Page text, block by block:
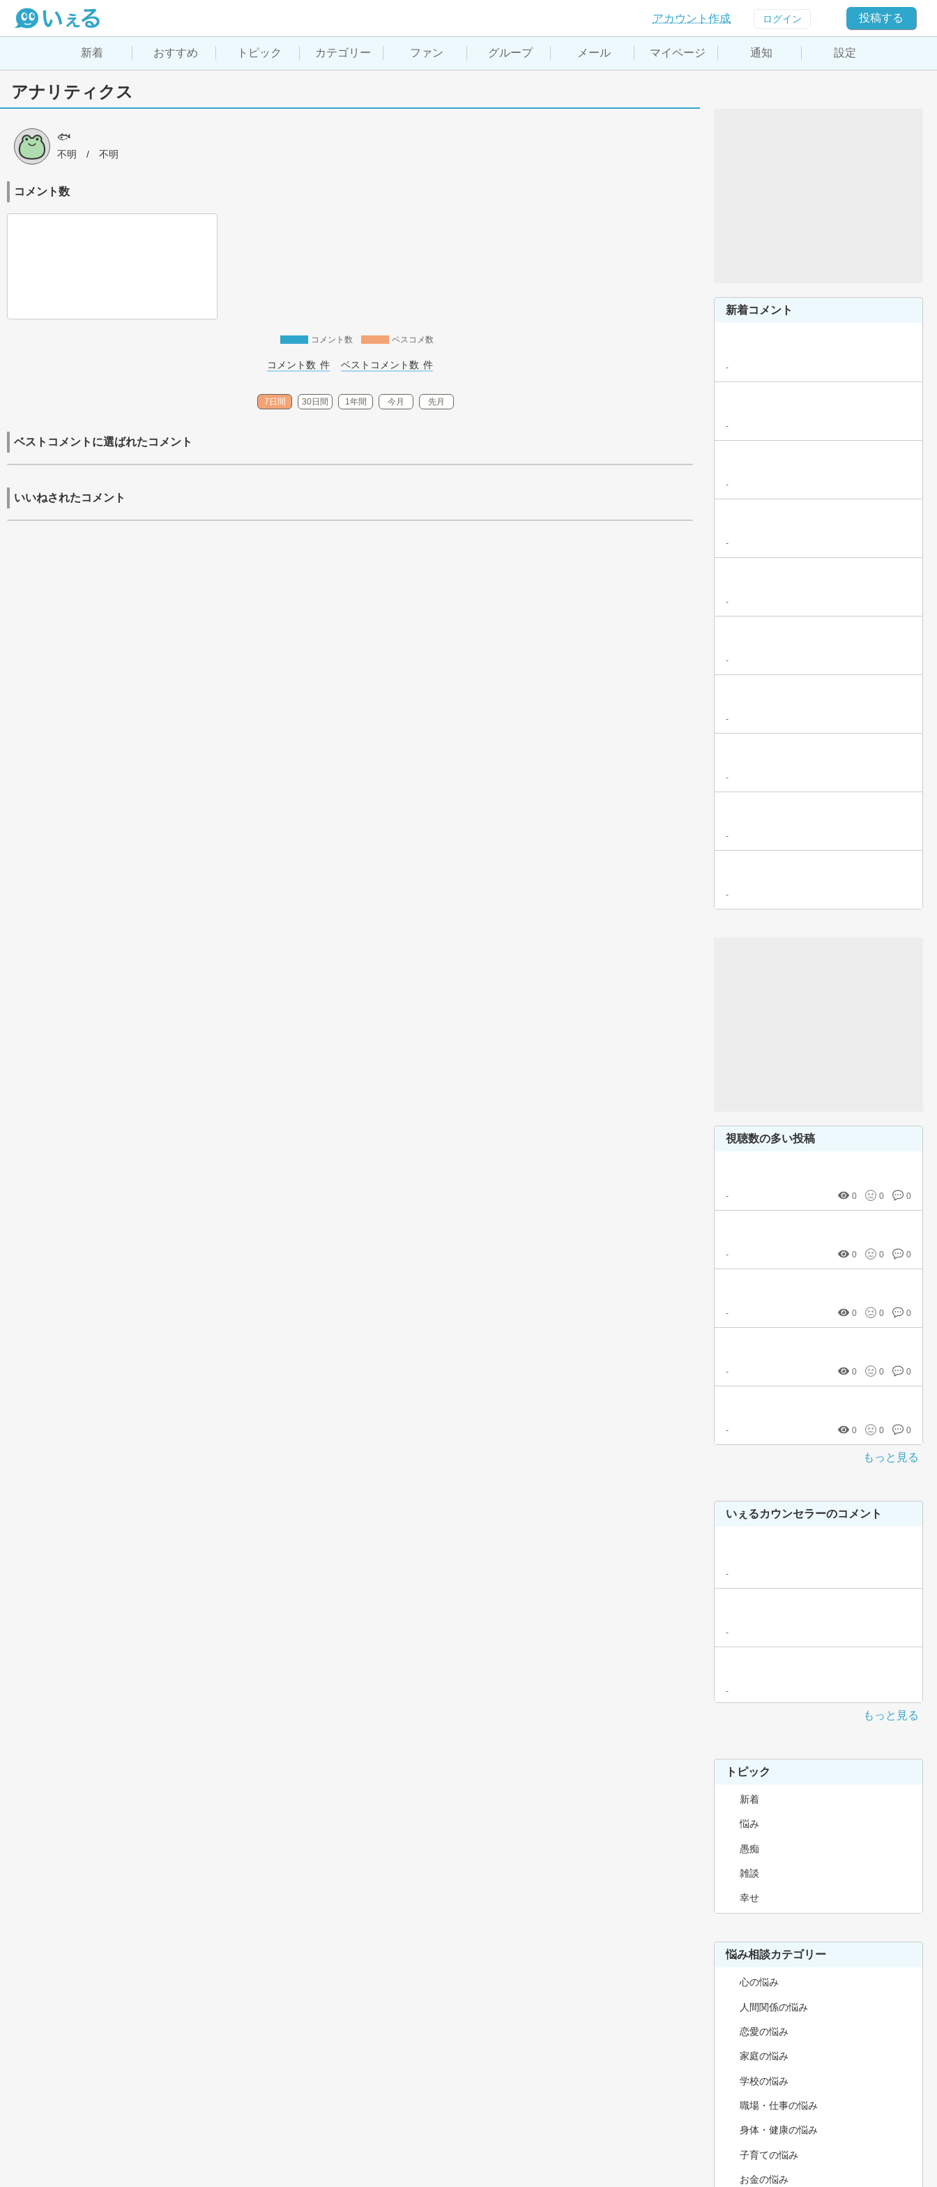
アカウント作成 ログイン 投稿する
新着 おすすめ トピック カテゴリー ファン グループ メール マイページ 通知 設定
アナリティクス
🐟
不明 / 不明
コメント数
コメント数 ベスコメ数
コメント数 件 ベストコメント数 件
7日間 30日間 1年間 今月 先月
ベストコメントに選ばれたコメント
いいねされたコメント
新着コメント
-
-
-
-
-
-
-
-
-
-
視聴数の多い投稿
- 0 0 0
- 0 0 0
- 0 0 0
- 0 0 0
- 0 0 0
もっと見る
いぇるカウンセラーのコメント
-
-
-
もっと見る
トピック
新着
悩み
愚痴
雑談
幸せ
悩み相談カテゴリー
心の悩み
人間関係の悩み
恋愛の悩み
家庭の悩み
学校の悩み
職場・仕事の悩み
身体・健康の悩み
子育ての悩み
お金の悩み